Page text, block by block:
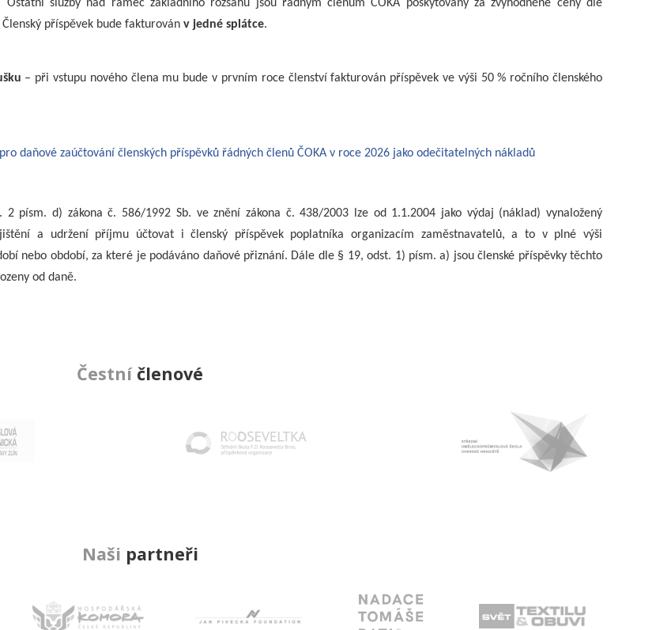
Ostatní služby nad rámec základního rozsahu jsou řádným členům ČOKA poskytovány za zvýhodněné ceny dle
příspěvek bude fakturován v jedné splátce.
– při vstupu nového člena mu bude v prvním roce členství fakturován příspěvek ve výši 50 % ročního členského
daňové zaúčtování členských příspěvků řádných členů ČOKA v roce 2026 jako odečitatelných nákladů
2 písm. d) zákona č. 586/1992 Sb. ve znění zákona č. 438/2003 lze od 1.1.2004 jako výdaj (náklad) vynaložený
a udržení příjmu účtovat i členský příspěvek poplatníka organizacím zaměstnavatelů, a to v plné výši
nebo období, za které je podáváno daňové přiznání. Dále dle § 19, odst. 1) písm. a) jsou členské příspěvky těchto
od daně.
Čestníčlenové
Naši partneři